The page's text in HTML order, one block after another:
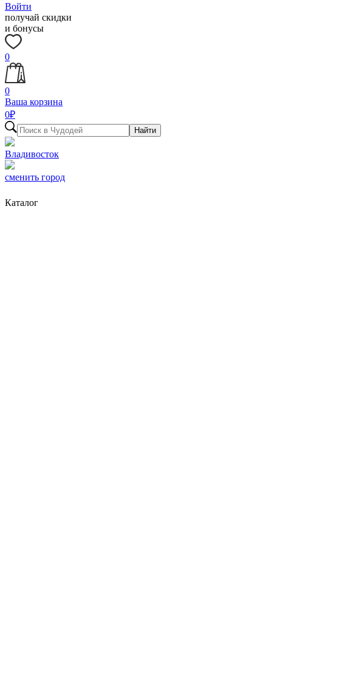
Войти
получай скидки
и бонусы
0
0
Ваша корзина
0₽
Найти
Владивосток
сменить город
Каталог